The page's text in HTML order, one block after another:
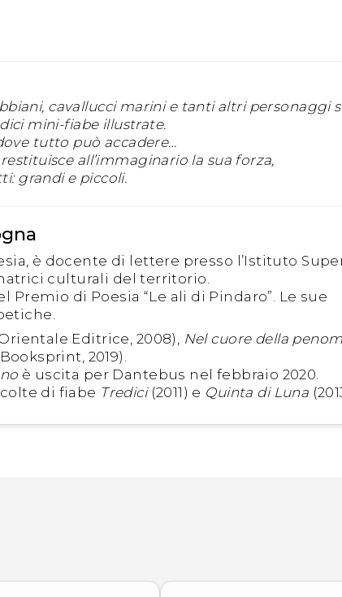
cavallucci marini e tanti altri personaggi
mini-fiabe illustrate.
tutto può accadere…
all’immaginario la sua forza,
grandi e piccoli.
è docente di lettere presso l’Istituto
culturali del territorio.
di Poesia “Le ali di Pindaro”. Le sue
Editrice, 2008),
Nel cuore della
2019).
è uscita per Dantebus nel febbraio 2020.
di fiabe Tredici(2011) e Quinta di Luna